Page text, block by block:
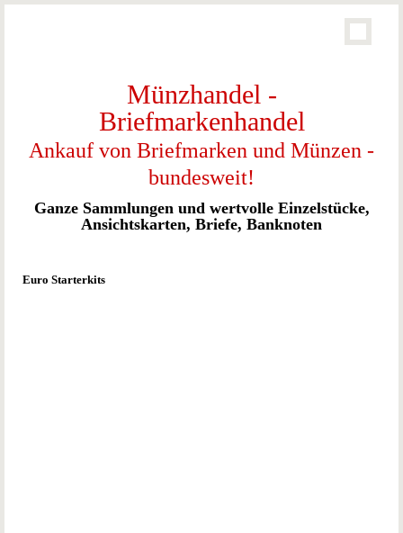
Münzhandel -
Briefmarkenhandel
Ankauf von Briefmarken und Münzen -
bundesweit!
Ganze Sammlungen und wertvolle Einzelstücke,
Ansichtskarten, Briefe, Banknoten
Euro Starterkits